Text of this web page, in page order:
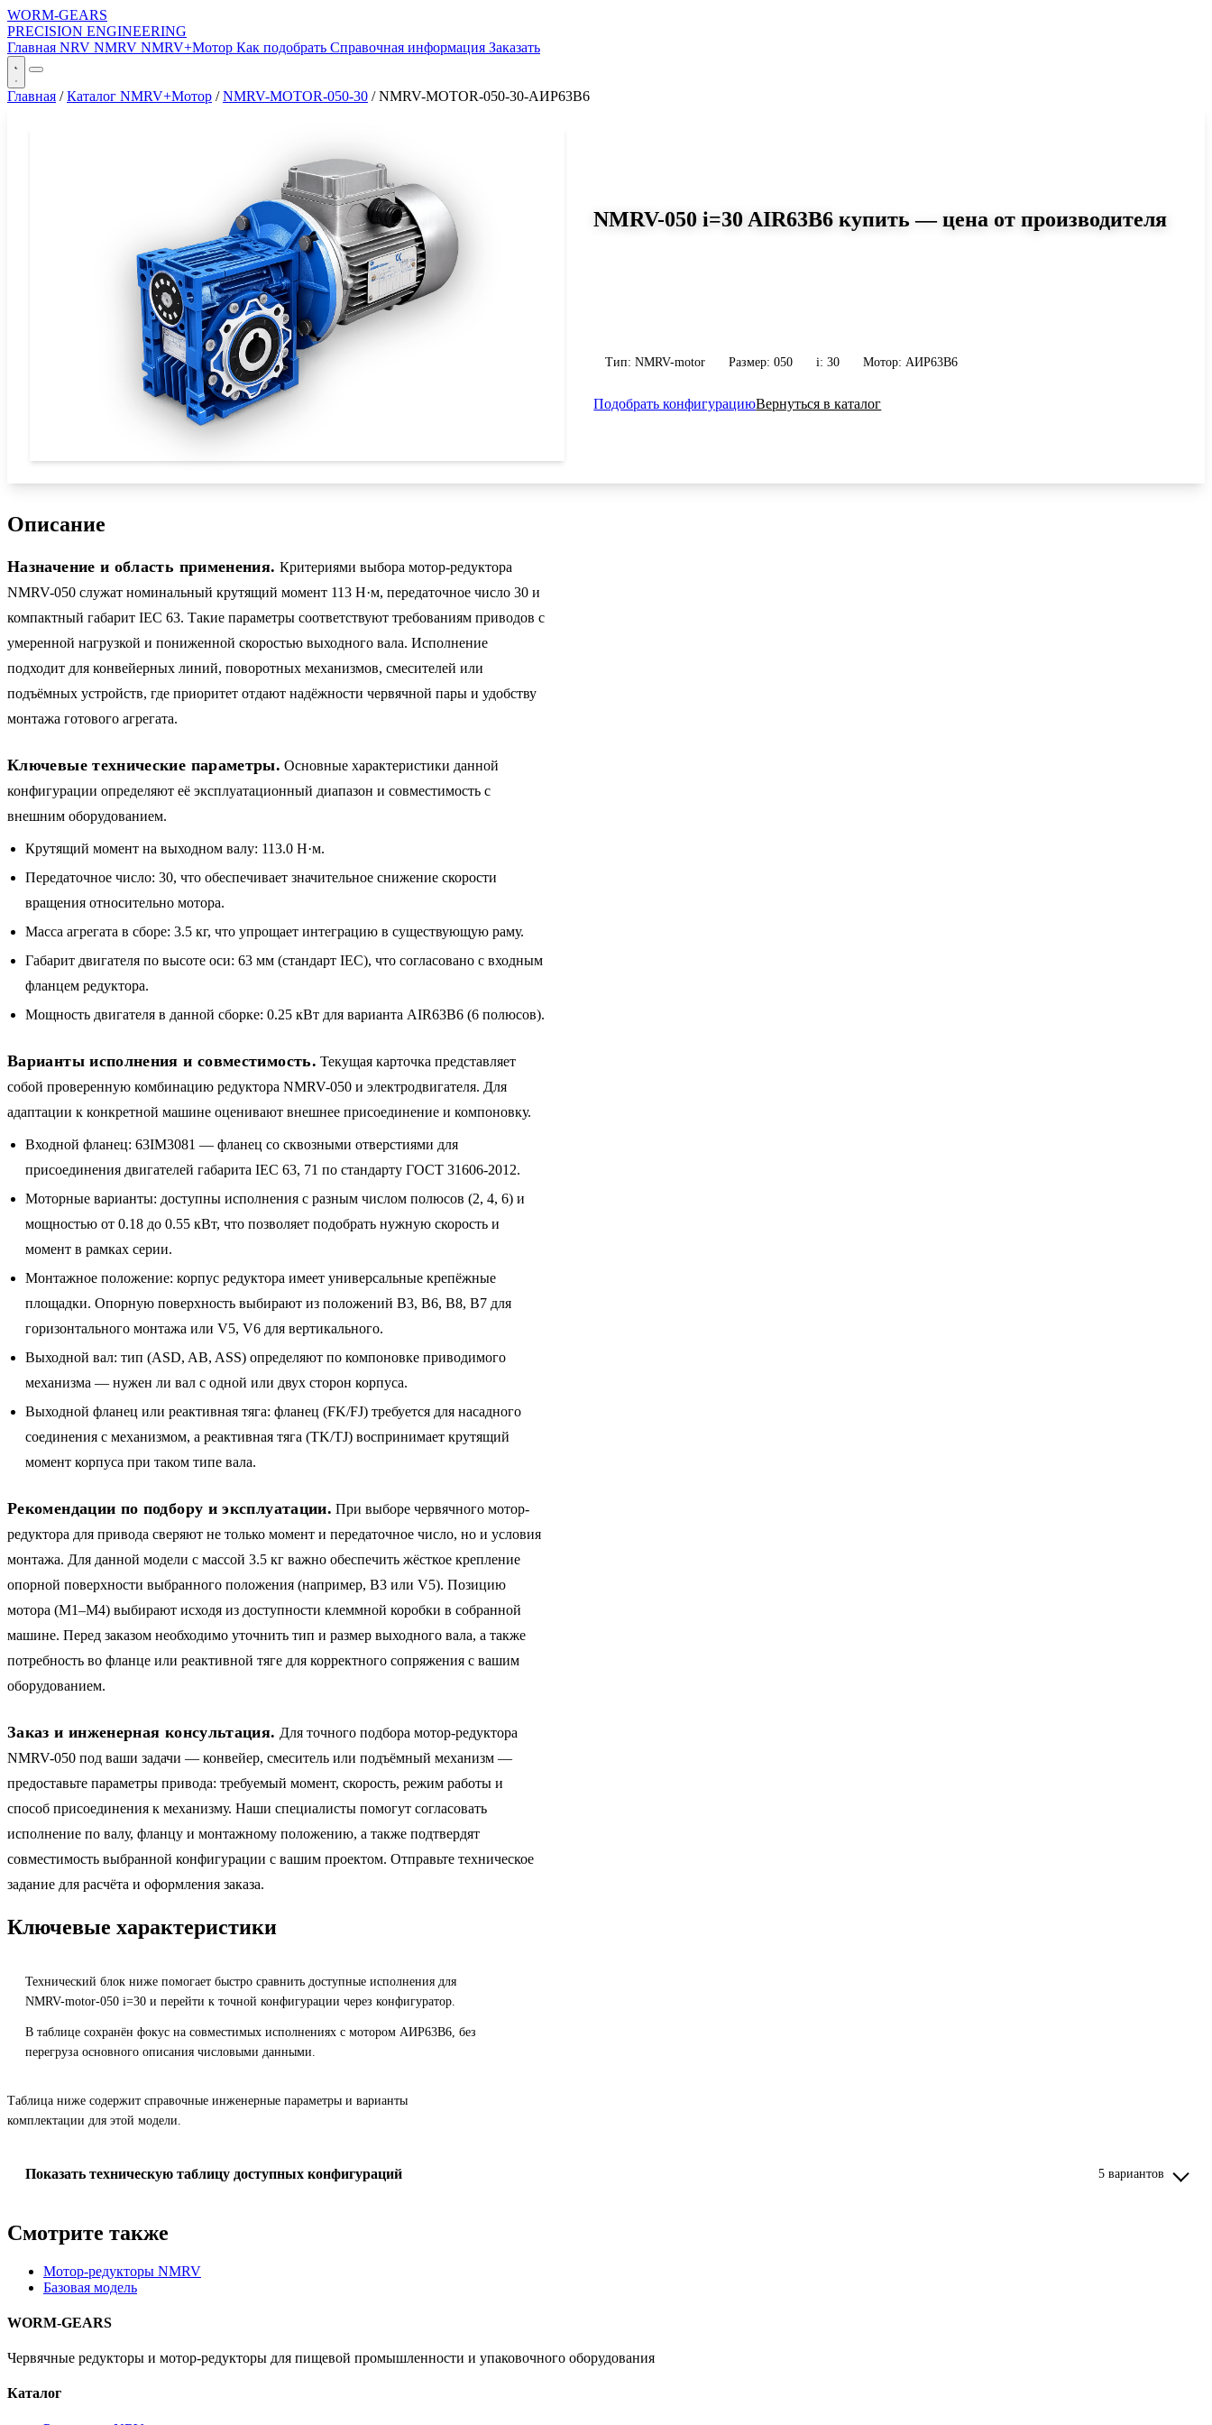
WORM-GEARS
PRECISION ENGINEERING
Главная NRV NMRV NMRV+Мотор Как подобрать Справочная информация Заказать
Главная / Каталог NMRV+Мотор / NMRV-MOTOR-050-30 / NMRV-MOTOR-050-30-АИР63B6
NMRV-050 i=30 AIR63B6 купить — цена от производителя
Тип: NMRV-motor Размер: 050 i: 30 Мотор: АИР63B6
Подобрать конфигурациюВернуться в каталог
Описание
Назначение и область применения. Критериями выбора мотор-редуктора
NMRV-050 служат номинальный крутящий момент 113 Н·м, передаточное число 30 и
компактный габарит IEC 63. Такие параметры соответствуют требованиям приводов с
умеренной нагрузкой и пониженной скоростью выходного вала. Исполнение
подходит для конвейерных линий, поворотных механизмов, смесителей или
подъёмных устройств, где приоритет отдают надёжности червячной пары и удобству
монтажа готового агрегата.
Ключевые технические параметры. Основные характеристики данной
конфигурации определяют её эксплуатационный диапазон и совместимость с
внешним оборудованием.
Крутящий момент на выходном валу: 113.0 Н·м.
Передаточное число: 30, что обеспечивает значительное снижение скорости
вращения относительно мотора.
Масса агрегата в сборе: 3.5 кг, что упрощает интеграцию в существующую раму.
Габарит двигателя по высоте оси: 63 мм (стандарт IEC), что согласовано с входным
фланцем редуктора.
Мощность двигателя в данной сборке: 0.25 кВт для варианта AIR63B6 (6 полюсов).
Варианты исполнения и совместимость. Текущая карточка представляет
собой проверенную комбинацию редуктора NMRV-050 и электродвигателя. Для
адаптации к конкретной машине оценивают внешнее присоединение и компоновку.
Входной фланец: 63IM3081 — фланец со сквозными отверстиями для
присоединения двигателей габарита IEC 63, 71 по стандарту ГОСТ 31606-2012.
Моторные варианты: доступны исполнения с разным числом полюсов (2, 4, 6) и
мощностью от 0.18 до 0.55 кВт, что позволяет подобрать нужную скорость и
момент в рамках серии.
Монтажное положение: корпус редуктора имеет универсальные крепёжные
площадки. Опорную поверхность выбирают из положений B3, B6, B8, B7 для
горизонтального монтажа или V5, V6 для вертикального.
Выходной вал: тип (ASD, AB, ASS) определяют по компоновке приводимого
механизма — нужен ли вал с одной или двух сторон корпуса.
Выходной фланец или реактивная тяга: фланец (FK/FJ) требуется для насадного
соединения с механизмом, а реактивная тяга (TK/TJ) воспринимает крутящий
момент корпуса при таком типе вала.
Рекомендации по подбору и эксплуатации. При выборе червячного мотор-
редуктора для привода сверяют не только момент и передаточное число, но и условия
монтажа. Для данной модели с массой 3.5 кг важно обеспечить жёсткое крепление
опорной поверхности выбранного положения (например, B3 или V5). Позицию
мотора (M1–M4) выбирают исходя из доступности клеммной коробки в собранной
машине. Перед заказом необходимо уточнить тип и размер выходного вала, а также
потребность во фланце или реактивной тяге для корректного сопряжения с вашим
оборудованием.
Заказ и инженерная консультация. Для точного подбора мотор-редуктора
NMRV-050 под ваши задачи — конвейер, смеситель или подъёмный механизм —
предоставьте параметры привода: требуемый момент, скорость, режим работы и
способ присоединения к механизму. Наши специалисты помогут согласовать
исполнение по валу, фланцу и монтажному положению, а также подтвердят
совместимость выбранной конфигурации с вашим проектом. Отправьте техническое
задание для расчёта и оформления заказа.
Ключевые характеристики
Технический блок ниже помогает быстро сравнить доступные исполнения для
NMRV-motor-050 i=30 и перейти к точной конфигурации через конфигуратор.
В таблице сохранён фокус на совместимых исполнениях с мотором АИР63B6, без
перегруза основного описания числовыми данными.
Таблица ниже содержит справочные инженерные параметры и варианты
комплектации для этой модели.
Показать техническую таблицу доступных конфигураций 5 вариантов
Смотрите также
Мотор-редукторы NMRV
Базовая модель
WORM-GEARS
Червячные редукторы и мотор-редукторы для пищевой промышленности и упаковочного оборудования
Каталог